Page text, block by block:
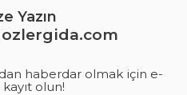
Yazın
haberdar olmak için e-
olun!